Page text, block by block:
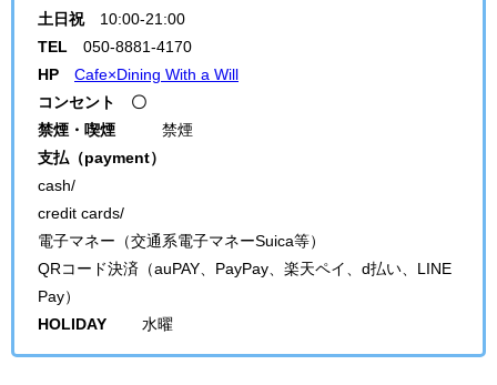
土日祝 10:00-21:00
TEL
050-8881-4170
HP
Cafe×Dining With a Will
コンセント 〇
禁煙・喫煙 禁煙
支払（payment）
cash/
credit cards/
電子マネー（交通系電子マネーSuica等）
QRコード決済（auPAY、PayPay、楽天ペイ、d払い、LINE
Pay）
HOLIDAY 水曜